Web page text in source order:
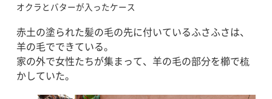
オクラとバターが入ったケース
赤土の塗られた髪の毛の先に付いているふさふさは、
羊の毛でできている。
家の外で女性たちが集まって、羊の毛の部分を櫛で梳
かしていた。